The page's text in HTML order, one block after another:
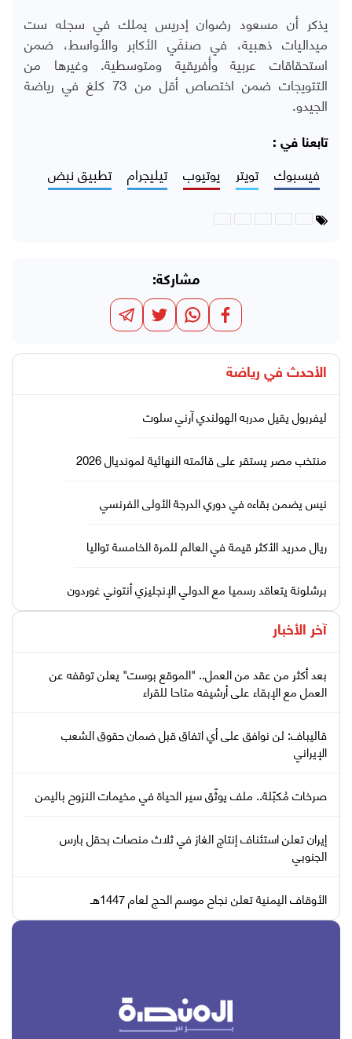
يذكر أن مسعود رضوان إدريس يملك في سجله ست
ميداليات ذهبية، في صنفَي الأكابر والأواسط، ضمن
استحقاقات عربية وأفريقية ومتوسطية. وغيرها من
التتويجات ضمن اختصاص أقل من 73 كلغ في رياضة
الجيدو.
تابعنا في :
فيسبوك تويتر يوتيوب تيليجرام تطبيق نبض
مشاركة:
الأحدث في رياضة
ليفربول يقيل مدربه الهولندي آرني سلوت
منتخب مصر يستقر على قائمته النهائية لمونديال 2026
نيس يضمن بقاءه في دوري الدرجة الأولى الفرنسي
ريال مدريد الأكثر قيمة في العالم للمرة الخامسة تواليا
برشلونة يتعاقد رسميا مع الدولي الإنجليزي أنتوني غوردون
آخر الأخبار
بعد أكثر من عقد من العمل.. "الموقع بوست" يعلن توقفه عن
العمل مع الإبقاء على أرشيفه متاحا للقراء
قاليباف: لن نوافق على أي اتفاق قبل ضمان حقوق الشعب
الإيراني
صرخات مُكبّلة.. ملف يوثّق سير الحياة في مخيمات النزوح باليمن
إيران تعلن استئناف إنتاج الغاز في ثلاث منصات بحقل بارس
الجنوبي
الأوقاف اليمنية تعلن نجاح موسم الحج لعام 1447هـ